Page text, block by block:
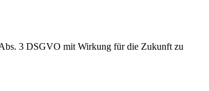
3 DSGVO mit Wirkung für die Zukunft zu